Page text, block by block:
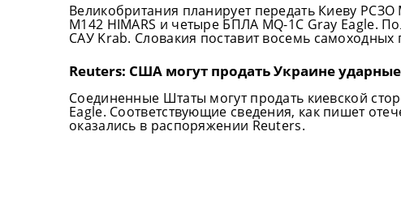
Великобритания планирует передать Киеву
М142 HIMARS и четыре БПЛА MQ-1C Gray Eagle.
САУ Krab. Словакия поставит восемь самоходных
Reuters: США могут продать Украине
Соединенные Штаты могут продать киевской
Eagle. Соответствующие сведения, как пишет
оказались в распоряжении Reuters.